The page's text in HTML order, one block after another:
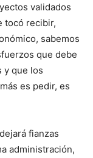
validados
tocó recibir,
sabemos
que debe
y que los
es pedir, es
fianzas
administración,